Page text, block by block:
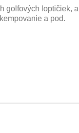
golfových loptičiek,
a pod.